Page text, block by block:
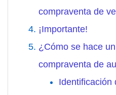
compraventa de
¡Importante!
¿Cómo se hace
compraventa de
Identificación